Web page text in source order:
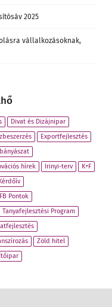
2025
vállalkozásoknak,
Divat és Dizájnipar
Exportfejlesztés
hírek Irinyi-terv
K+F
Pontok
Tanyafejlesztési Program
Zöld hitel